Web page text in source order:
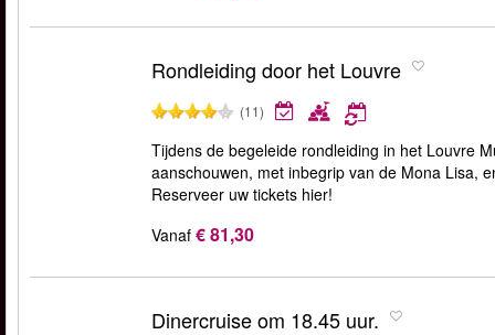
Rondleiding door het Louvre
(11)
Tijdens de begeleide rondleiding in het Louvre
aanschouwen, met inbegrip van de Mona Lisa,
Reserveer uw tickets hier!
Vanaf € 81,30
Dinercruise om 18.45 uur.